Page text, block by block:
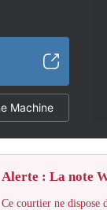
Machine
Alerte : La note
Ce courtier ne dispose